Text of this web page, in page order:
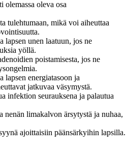
olemassa oleva osa
tulehtumaan, mikä voi aiheuttaa
lapsen unen laatuun, jos ne
yöllä.
poistamisesta, jos ne
energiatasoon ja
jatkuvaa väsymystä.
infektion seurauksena ja palautua
nenän limakalvon ärsytystä ja nuhaa,
ajoittaisiin päänsärkyihin lapsilla.